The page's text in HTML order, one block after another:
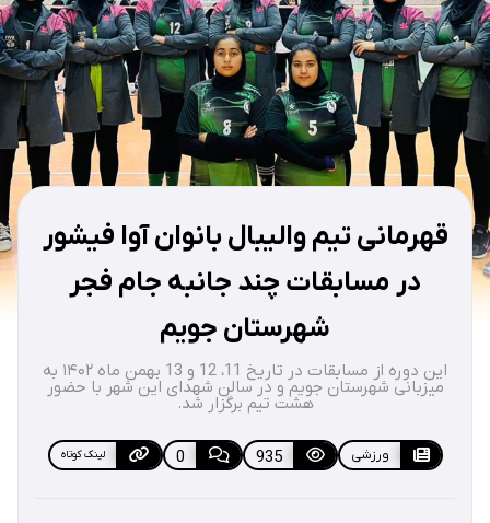
ویدیوها دسته‌بندی‌ها
قهرمانی تیم والیبال بانوان آوا فیشور
در مسابقات چند جانبه جام فجر
شهرستان جویم
این دوره از مسابقات در تاریخ 11، 12 و 13 بهمن ماه ۱۴۰۲ به
میزبانی شهرستان جویم و در سالن شهدای این شهر با حضور
هشت تیم برگزار شد.
ورزشی 935
0 لینک کوتاه